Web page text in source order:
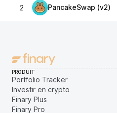
2 PancakeSwap (v2)
PRODUIT
Portfolio Tracker
Investir en crypto
Finary Plus
Finary Pro